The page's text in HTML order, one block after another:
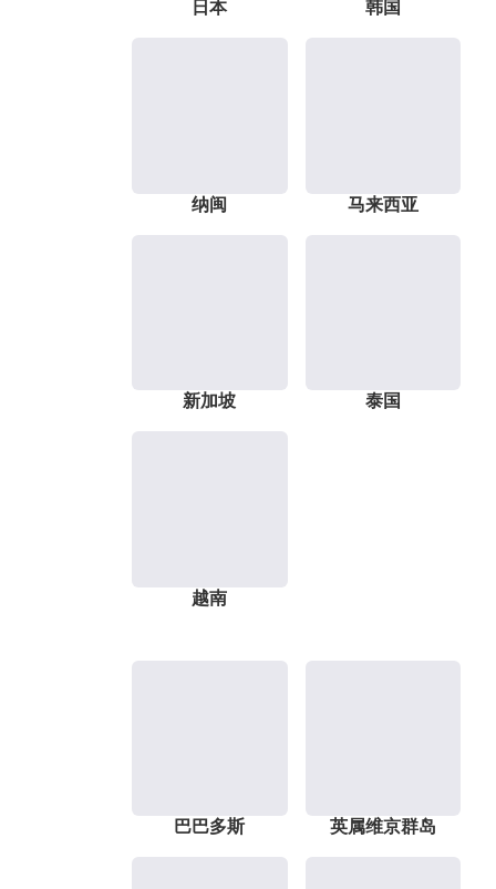
日本 韩国
纳闽 马来西亚
新加坡 泰国
越南
巴巴多斯 英属维京群岛